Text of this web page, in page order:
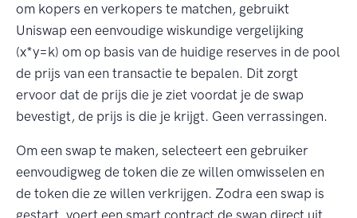
om kopers en verkopers te matchen, gebruikt
Uniswap een eenvoudige wiskundige vergelijking
(x*y=k) om op basis van de huidige reserves in de pool
de prijs van een transactie te bepalen. Dit zorgt
ervoor dat de prijs die je ziet voordat je de swap
bevestigt, de prijs is die je krijgt. Geen verrassingen.
Om een swap te maken, selecteert een gebruiker
eenvoudigweg de token die ze willen omwisselen en
de token die ze willen verkrijgen. Zodra een swap is
gestart, voert een smart contract de swap direct uit.